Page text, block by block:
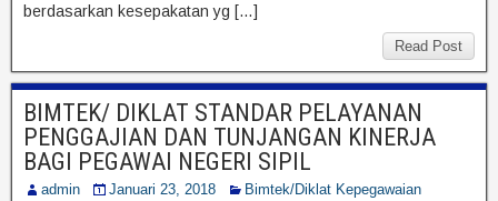
berdasarkan kesepakatan yg […]
Read Post
BIMTEK/ DIKLAT STANDAR PELAYANAN
PENGGAJIAN DAN TUNJANGAN KINERJA
BAGI PEGAWAI NEGERI SIPIL
admin Januari 23, 2018
Bimtek/Diklat Kepegawaian